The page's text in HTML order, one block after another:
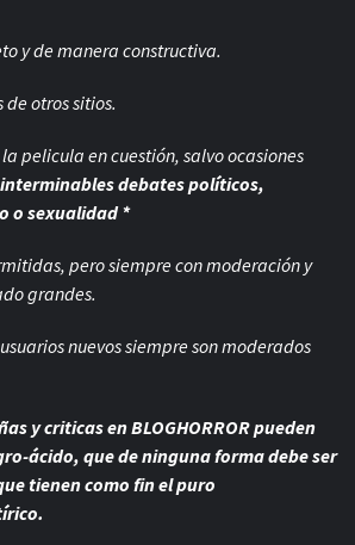
y de manera constructiva.
de otros sitios.
pelicula en cuestión, salvo ocasiones
debates políticos,
o sexualidad *
pero siempre conmoderación y
grandes.
nuevos siempre son moderados
y criticas en BLOGHORROR pueden
ácido, que de ninguna forma debe ser
tienen como fin el puro